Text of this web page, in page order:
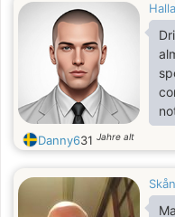
Danny631 Jahre alt